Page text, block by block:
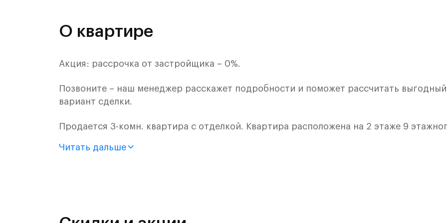
О квартире
Акция: рассрочка от застройщика – 0%.
Позвоните – наш менеджер расскажет подробности и поможет рассчитать выгодный
вариант сделки.
Продается 3-комн. квартира с отделкой. Квартира расположена на 2 этаже 9
Читать дальше